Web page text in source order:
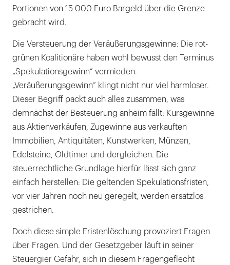
Portionen von 15 000 Euro Bargeld über die Grenze
gebracht wird.
Die Versteuerung der Veräußerungsgewinne: Die rot-
grünen Koalitionäre haben wohl bewusst den Terminus
„Spekulationsgewinn“ vermieden.
„Veräußerungsgewinn“ klingt nicht nur viel harmloser.
Dieser Begriff packt auch alles zusammen, was
demnächst der Besteuerung anheim fällt: Kursgewinne
aus Aktienverkäufen, Zugewinne aus verkauften
Immobilien, Antiquitäten, Kunstwerken, Münzen,
Edelsteine, Oldtimer und dergleichen. Die
steuerrechtliche Grundlage hierfür lässt sich ganz
einfach herstellen: Die geltenden Spekulationsfristen,
vor vier Jahren noch neu geregelt, werden ersatzlos
gestrichen.
Doch diese simple Fristenlöschung provoziert Fragen
über Fragen. Und der Gesetzgeber läuft in seiner
Steuergier Gefahr, sich in diesem Fragengeflecht